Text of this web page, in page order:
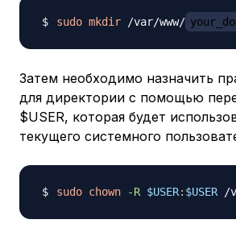
sudo mkdir /var/www/
Затем необходимо назначить
для директории с помощью
$USER, которая будет
текущего системного
sudo chown -R $USER: $USER /